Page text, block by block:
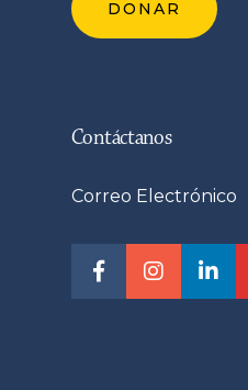
DONAR
Contáctanos
Correo Electrónico